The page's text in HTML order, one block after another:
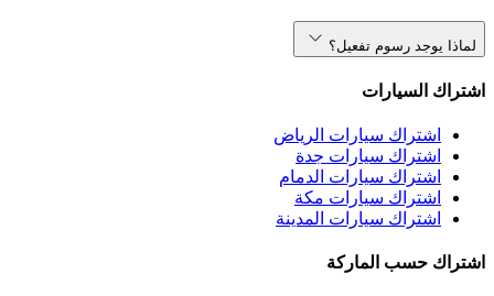
لماذا يوجد رسوم تفعيل؟
اشتراك السيارات
اشتراك سيارات الرياض
اشتراك سيارات جدة
اشتراك سيارات الدمام
اشتراك سيارات مكة
اشتراك سيارات المدينة
اشتراك حسب الماركة